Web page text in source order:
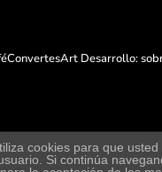
Desarrollo:
de arte y exposición virtual
cookies para que
Si continúa